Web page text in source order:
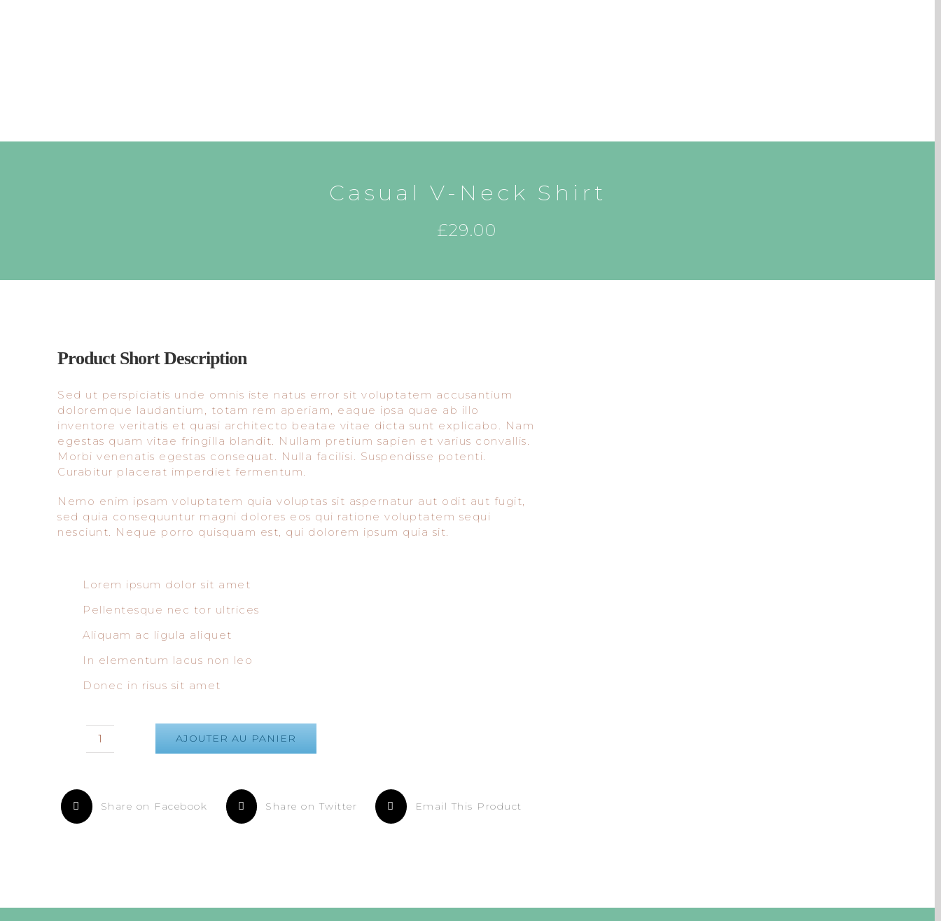
Casual V-Neck Shirt
£29.00
Product Short Description
Sed ut perspiciatis unde omnis iste natus error sit voluptatem accusantium
doloremque laudantium, totam rem aperiam, eaque ipsa quae ab illo
inventore veritatis et quasi architecto beatae vitae dicta sunt explicabo. Nam
egestas quam vitae fringilla blandit. Nullam pretium sapien et varius convallis.
Morbi venenatis egestas consequat. Nulla facilisi. Suspendisse potenti.
Curabitur placerat imperdiet fermentum.
Nemo enim ipsam voluptatem quia voluptas sit aspernatur aut odit aut fugit,
sed quia consequuntur magni dolores eos qui ratione voluptatem sequi
nesciunt. Neque porro quisquam est, qui dolorem ipsum quia sit.
Lorem ipsum dolor sit amet
Pellentesque nec tor ultrices
Aliquam ac ligula aliquet
In elementum lacus non leo
Donec in risus sit amet
quantité
Neck
AJOUTER AU PANIER
Share on Facebook Share on Twitter Email This Product